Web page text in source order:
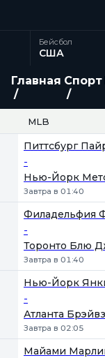
Бейсбол
США
Главная Спорт
MLB
Питтсбург
-
Нью-Йорк
Завтра в 01:40
Филадельфия
-
Торонто Блю
Завтра в 01:40
Нью-Йорк
-
Атланта Брэйвз
Завтра в 02:05
Майами